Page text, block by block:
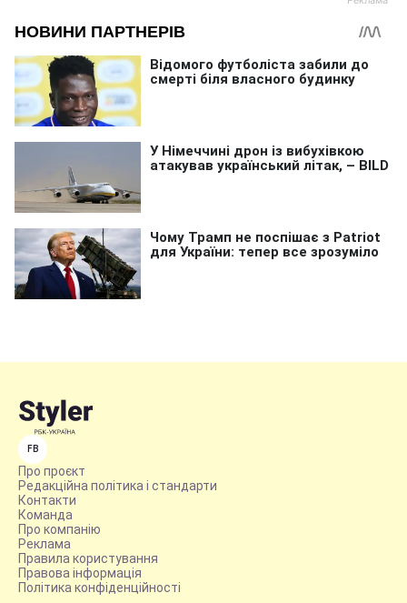
FB
Про проєкт
Редакційна політика і стандарти
Контакти
Команда
Про компанію
Реклама
Правила користування
Правова інформація
Політика конфіденційності